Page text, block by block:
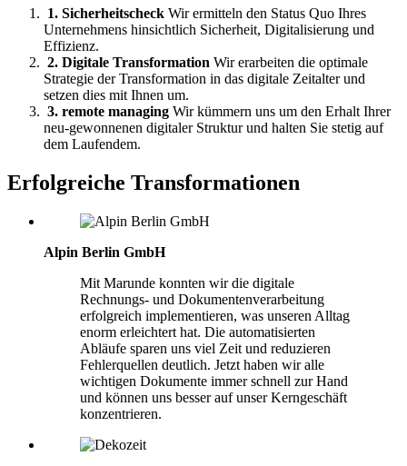
1. Sicherheitscheck Wir ermitteln den Status Quo Ihres
Unternehmens hinsichtlich Sicherheit, Digitalisierung und
Effizienz.
2. Digitale Transformation Wir erarbeiten die optimale
Strategie der Transformation in das digitale Zeitalter und
setzen dies mit Ihnen um.
3. remote managing Wir kümmern uns um den Erhalt Ihrer
neu-gewonnenen digitaler Struktur und halten Sie stetig auf
dem Laufendem.
Erfolgreiche Transformationen
Alpin Berlin GmbH
Mit Marunde konnten wir die digitale
Rechnungs- und Dokumenten­verarbeitung
erfolgreich implementieren, was unseren Alltag
enorm erleichtert hat. Die automatisierten
Abläufe sparen uns viel Zeit und reduzieren
Fehlerquellen deutlich. Jetzt haben wir alle
wichtigen Dokumente immer schnell zur Hand
und können uns besser auf unser Kerngeschäft
konzentrieren.